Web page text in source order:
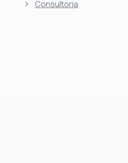
Consultoria